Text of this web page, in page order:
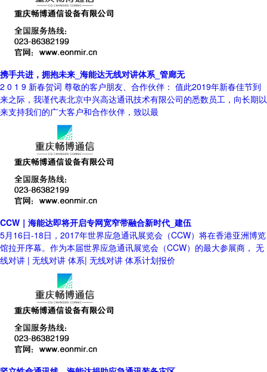
携手共进，拥抱未来_海能达无线对讲体系_管廊无
2 0 1 9 新春贺词 尊敬的客户朋友、合作伙伴： 值此2019年新春佳节到
来之际，我谨代表北京中兴高达通讯技术有限公司的悉数员工，向长期以
来支持我们的广大客户和合作伙伴，致以最
CCW｜海能达即将开启专网宽窄带融合新时代_建伍
5月16日-18日，2017年世界应急通讯展览会（CCW）将在香港亚洲博览
馆拉开序幕。作为本届世界应急通讯展览会（CCW）的最大参展商， 无
线对讲 | 无线对讲 体系| 无线对讲 体系计划报价